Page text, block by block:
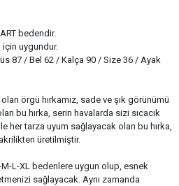
bedendir.​
uygundur.
87 / Bel 62 / Kalça 90 / Size 36 / Ayak
örgü hırkamız, sade ve şık görünümü
bu hırka, serin havalarda sizi sıcacık
her tarza uyum sağlayacak olan bu hırka,
üretilmiştir.
L-XL bedenlere uygun olup, esnek
sağlayacak. Aynı zamanda